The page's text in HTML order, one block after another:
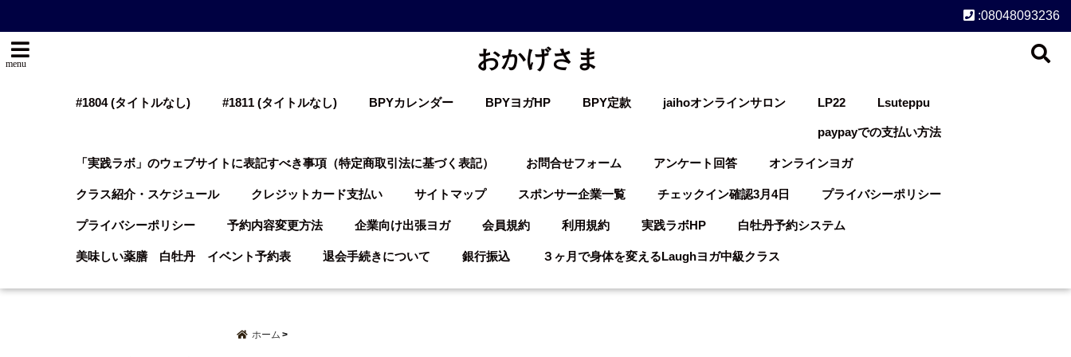
:08048093236
menu おかげさま
#1804 (タイトルなし) #1811 (タイトルなし) BPYカレンダー BPYヨガHP BPY定款 jaihoオンラインサロン LP22 Lsuteppu
paypayでの支払い方法
「実践ラボ」のウェブサイトに表記すべき事項（特定商取引法に基づく表記） お問合せフォーム アンケート回答 オンラインヨガ
クラス紹介・スケジュール クレジットカード支払い サイトマップ スポンサー企業一覧 チェックイン確認3月4日 プライバシーポリシー
プライバシーポリシー 予約内容変更方法 企業向け出張ヨガ 会員規約 利用規約 実践ラボHP 白牡丹予約システム
美味しい薬膳 白牡丹 イベント予約表 退会手続きについて 銀行振込 ３ヶ月で身体を変えるLaughヨガ中級クラス
ホーム